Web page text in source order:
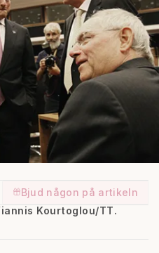
Bjud någon på artikeln
Kourtoglou/TT.